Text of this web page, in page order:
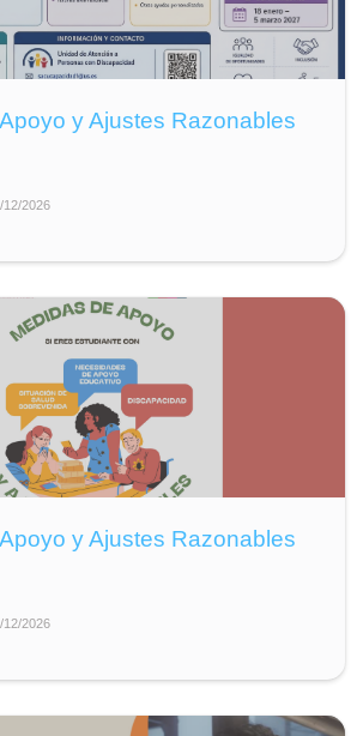
y Ajustes Razonables
12/2026
y Ajustes Razonables
12/2026